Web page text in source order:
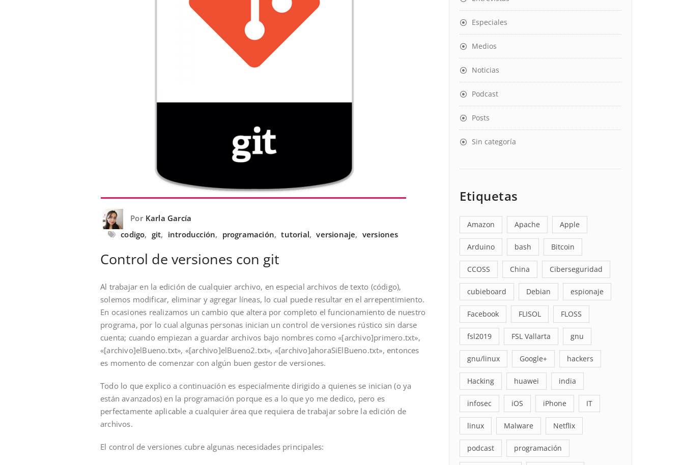
Por Karla García
codigo, git, introducción, programación, tutorial, versionaje, versiones
Control de versiones con git
Al trabajar en la edición de cualquier archivo, en especial archivos de texto (código),
solemos modificar, eliminar y agregar líneas, lo cual puede resultar en el arrepentimiento.
En ocasiones realizamos un cambio que altera por completo el funcionamiento de nuestro
programa, por lo cual algunas personas inician un control de versiones rústico sin darse
cuenta; cuando empiezan a guardar archivos bajo nombres como «[archivo]primero.txt»,
«[archivo]elBueno.txt», «[archivo]elBueno2.txt», «[archivo]ahoraSiElBueno.txt», entonces
es momento de comenzar con algún buen gestor de versiones.
Todo lo que explico a continuación es especialmente dirigido a quienes se inician (o ya
están avanzados) en la programación porque es a lo que yo me dedico, pero es
perfectamente aplicable a cualquier área que requiera de trabajar sobre la edición de
archivos.
El control de versiones cubre algunas necesidades principales:
Especiales
Medios
Noticias
Podcast
Posts
Sin categoría
Etiquetas
Amazon Apache Apple
Arduino bash Bitcoin
CCOSS China Ciberseguridad
cubieboard Debian espionaje
Facebook FLISOL FLOSS
fsl2019 FSL Vallarta gnu
gnu/linux Google+ hackers
Hacking huawei india
infosec iOS iPhone IT
linux Malware Netflix
podcast programación